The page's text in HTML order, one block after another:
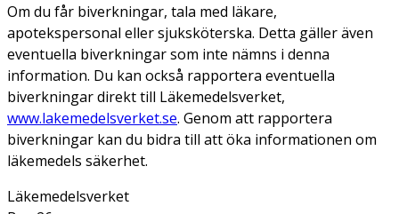
Om du får biverkningar, tala med läkare,
apotekspersonal eller sjuksköterska. Detta gäller även
eventuella biverkningar som inte nämns i denna
information. Du kan också rapportera eventuella
biverkningar direkt till Läkemedelsverket,
www.lakemedelsverket.se. Genom att rapportera
biverkningar kan du bidra till att öka informationen om
läkemedels säkerhet.
Läkemedelsverket